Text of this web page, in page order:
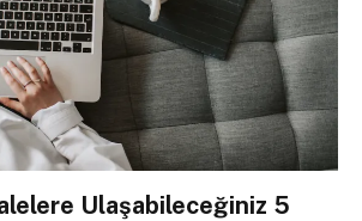
Ulaşabileceğiniz 5